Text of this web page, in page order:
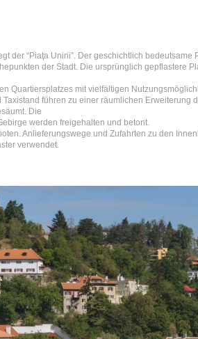
der “Piaţa Unirii”. Der geschichtlich
der Stadt. Die ursprünglich gepflastere
Quartiersplatzes mit vielfältigen
führen zu einer räumlichen
Die
werden freigehalten und betont.
Anlieferungswege und Zufahrten zu den
verwendet.